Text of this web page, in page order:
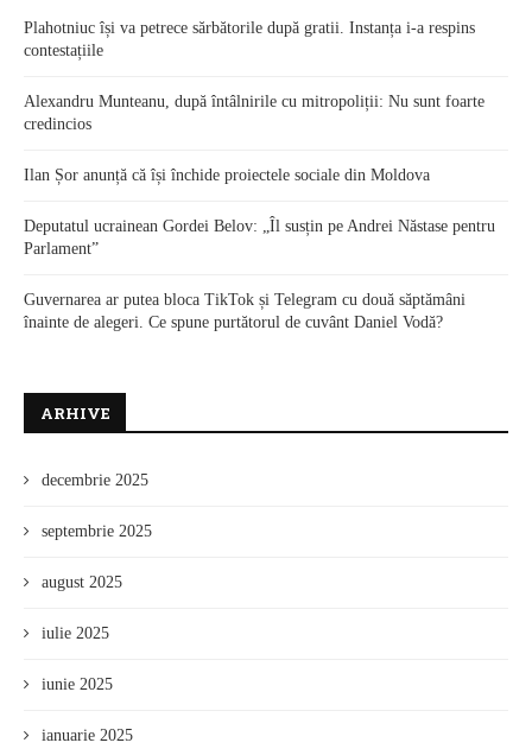
Plahotniuc își va petrece sărbătorile după gratii. Instanța i-a respins
contestațiile
Alexandru Munteanu, după întâlnirile cu mitropoliții: Nu sunt foarte
credincios
Ilan Șor anunță că își închide proiectele sociale din Moldova
Deputatul ucrainean Gordei Belov: „Îl susțin pe Andrei Năstase pentru
Parlament”
Guvernarea ar putea bloca TikTok și Telegram cu două săptămâni
înainte de alegeri. Ce spune purtătorul de cuvânt Daniel Vodă?
ARHIVE
decembrie 2025
septembrie 2025
august 2025
iulie 2025
iunie 2025
ianuarie 2025